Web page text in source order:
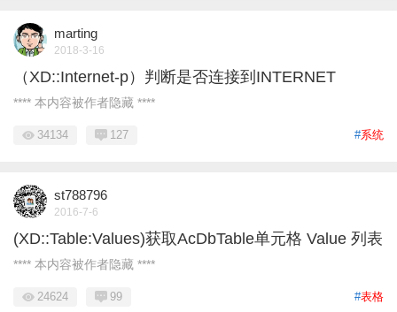
marting
2018-3-16
（XD::Internet-p）判断是否连接到INTERNET
**** 本内容被作者隐藏 ****
#系统
34134 127
st788796
2016-7-6
(XD::Table:Values)获取AcDbTable单元格 Value 列表
**** 本内容被作者隐藏 ****
#表格
24624 99